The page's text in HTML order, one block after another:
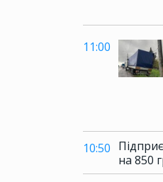
11:00
10:50
на 850